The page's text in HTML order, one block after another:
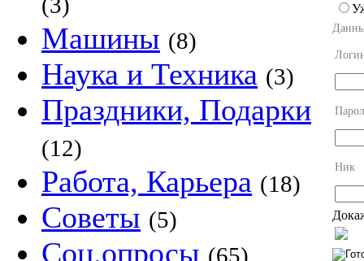
Машины (8)
Наука и Техника (3)
Праздники, Подарки
(12)
Работа, Карьера (18)
Советы (5)
Соц.опросы (65)
Ник